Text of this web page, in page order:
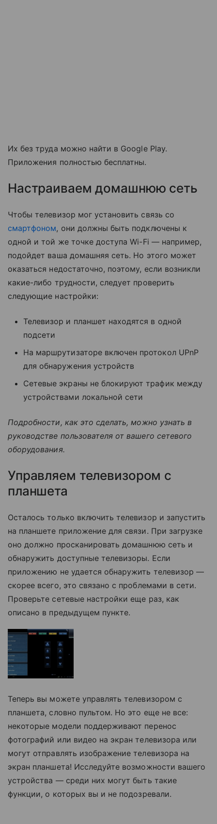
Их без труда можно найти в Google Play.
Приложения полностью бесплатны.
Настраиваем домашнюю сеть
Чтобы телевизор мог установить связь со
смартфоном, они должны быть подключены к
одной и той же точке доступа Wi-Fi — например,
подойдет ваша домашняя сеть. Но этого может
оказаться недостаточно, поэтому, если возникли
какие-либо трудности, следует проверить
следующие настройки:
Телевизор и планшет находятся в одной
подсети
На маршрутизаторе включен протокол UPnP
для обнаружения устройств
Сетевые экраны не блокируют трафик между
устройствами локальной сети
Подробности, как это сделать, можно узнать в
руководстве пользователя от вашего сетевого
оборудования.
Управляем телевизором с
планшета
Осталось только включить телевизор и запустить
на планшете приложение для связи. При загрузке
оно должно просканировать домашнюю сеть и
обнаружить доступные телевизоры. Если
приложению не удается обнаружить телевизор —
скорее всего, это связано с проблемами в сети.
Проверьте сетевые настройки еще раз, как
описано в предыдущем пункте.
Теперь вы можете управлять телевизором с
планшета, словно пультом. Но это еще не все:
некоторые модели поддерживают перенос
фотографий или видео на экран телевизора или
могут отправлять изображение телевизора на
экран планшета! Исследуйте возможности вашего
устройства — среди них могут быть такие
функции, о которых вы и не подозревали.